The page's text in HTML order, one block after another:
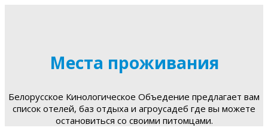
Места проживания
Белорусское Кинологическое Объедение предлагает вам
список отелей, баз отдыха и агроусадеб где вы можете
остановиться со своими питомцами.